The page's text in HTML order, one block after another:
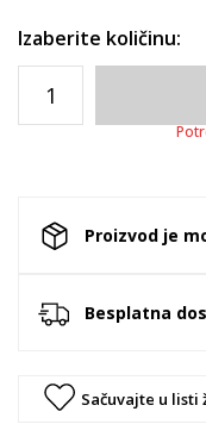
Izaberite količinu:
Proizvod je
Besplatna
Sačuvajte u listi